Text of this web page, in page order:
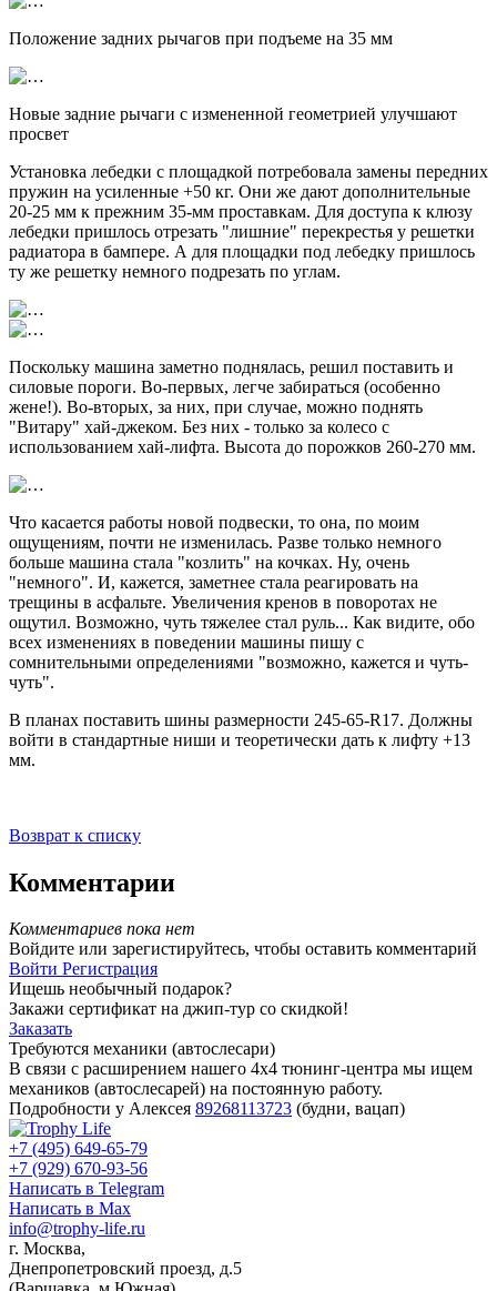
Положение задних рычагов при подъеме на 35 мм
Новые задние рычаги с измененной геометрией улучшают
просвет
Установка лебедки c площадкой потребовала замены передних
пружин на усиленные +50 кг. Они же дают дополнительные
20-25 мм к прежним 35-мм проставкам. Для доступа к клюзу
лебедки пришлось отрезать "лишние" перекрестья у решетки
радиатора в бампере. А для площадки под лебедку пришлось
ту же решетку немного подрезать по углам.
Поскольку машина заметно поднялась, решил поставить и
силовые пороги. Во-первых, легче забираться (особенно
жене!). Во-вторых, за них, при случае, можно поднять
"Витару" хай-джеком. Без них - только за колесо с
использованием хай-лифта. Высота до порожков 260-270 мм.
Что касается работы новой подвески, то она, по моим
ощущениям, почти не изменилась. Разве только немного
больше машина стала "козлить" на кочках. Ну, очень
"немного". И, кажется, заметнее стала реагировать на
трещины в асфальте. Увеличения кренов в поворотах не
ощутил. Возможно, чуть тяжелее стал руль... Как видите, обо
всех изменениях в поведении машины пишу с
сомнительными определениями "возможно, кажется и чуть-
чуть".
В планах поставить шины размерности 245-65-R17. Должны
войти в стандартные ниши и теоретически дать к лифту +13
мм.
Возврат к списку
Комментарии
Комментариев пока нет
Войдите или зарегистируйтесь, чтобы оставить комментарий
Войти Регистрация
Ищешь необычный подарок?
Закажи сертификат на джип-тур со скидкой!
Заказать
Требуются механики (автослесари)
В связи с расширением нашего 4х4 тюнинг-центра мы ищем
механиков (автослесарей) на постоянную работу.
Подробности у Алексея 89268113723 (будни, вацап)
+7 (495) 649-65-79
+7 (929) 670-93-56
Написать в Telegram
Написать в Max
info@trophy-life.ru
г. Москва,
Днепропетровский проезд, д.5